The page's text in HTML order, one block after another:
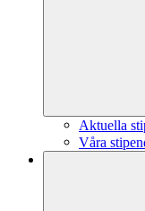
Aktuella
Våra